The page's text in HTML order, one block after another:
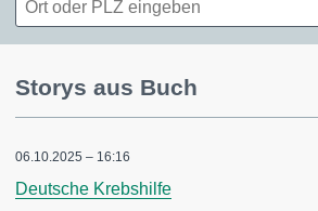
Storys aus Buch
06.10.2025 – 16:16
Deutsche Krebshilfe